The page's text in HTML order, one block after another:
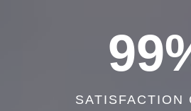
99
SATISFACTION